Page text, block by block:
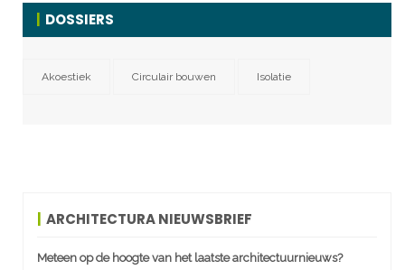
DOSSIERS
Akoestiek Circulair bouwen Isolatie
ARCHITECTURA NIEUWSBRIEF
Meteen op de hoogte van het laatste architectuurnieuws?